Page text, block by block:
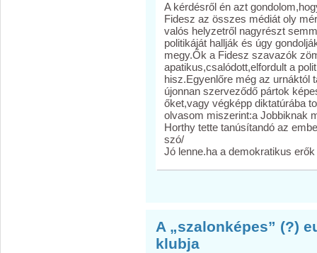
A kérdésről én azt
Fidesz az összes médiát oly
valós helyzetről nagyrészt
politikáját hallják és úgy
megy.Ők a Fidesz szavazók
apatikus,csalódott,elfordult a
hisz.Egyenlőre még az urnáktól
újonnan szerveződő pártok
őket,vagy végképp diktatúrába
olvasom miszerint:a Jobbiknak
Horthy tette tanúsítandó az
szó/
Jó lenne.ha a demokratikus
A „szalonképes” (?)
klubja